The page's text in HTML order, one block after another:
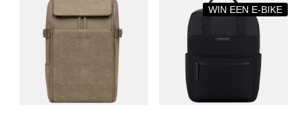
WIN EEN E-BIKE